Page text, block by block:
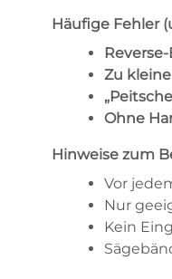
Häufige Fehler
Zu
Ohne
Hinweise zum
Vor
Nur
Kein